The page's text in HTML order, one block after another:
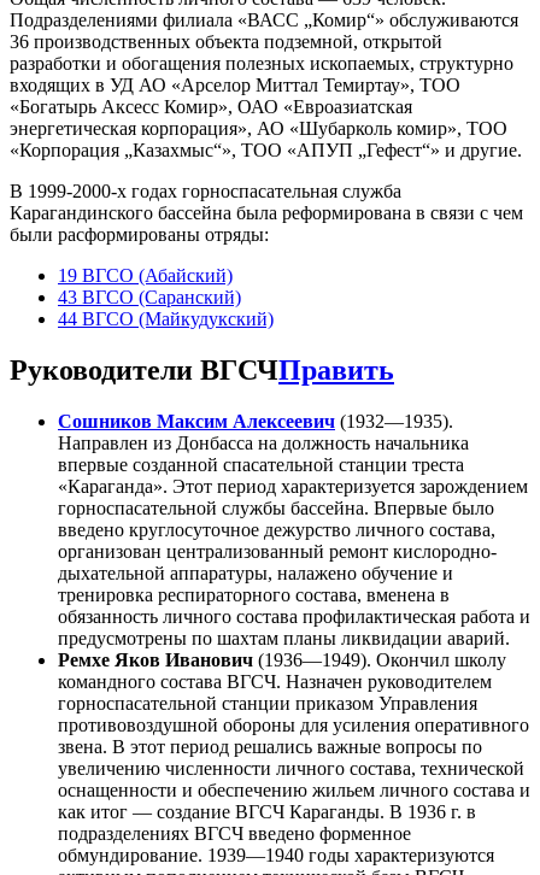
Подразделениями филиала «ВАСС „Комир“» обслуживаются
36 производственных объекта подземной, открытой
разработки и обогащения полезных ископаемых, структурно
входящих в УД АО «Арселор Миттал Темиртау», ТОО
«Богатырь Аксесс Комир», ОАО «Евроазиатская
энергетическая корпорация», АО «Шубарколь комир», ТОО
«Корпорация „Казахмыс“», ТОО «АПУП „Гефест“» и другие.
В 1999-2000-х годах горноспасательная служба
Карагандинского бассейна была реформирована в связи с чем
были расформированы отряды:
19 ВГСО (Абайский)
43 ВГСО (Саранский)
44 ВГСО (Майкудукский)
Руководители ВГСЧПравить
Сошников Максим Алексеевич (1932—1935).
Направлен из Донбасса на должность начальника
впервые созданной спасательной станции треста
«Караганда». Этот период характеризуется зарождением
горноспасательной службы бассейна. Впервые было
введено круглосуточное дежурство личного состава,
организован централизованный ремонт кислородно-
дыхательной аппаратуры, налажено обучение и
тренировка респираторного состава, вменена в
обязанность личного состава профилактическая работа и
предусмотрены по шахтам планы ликвидации аварий.
Ремхе Яков Иванович (1936—1949). Окончил школу
командного состава ВГСЧ. Назначен руководителем
горноспасательной станции приказом Управления
противовоздушной обороны для усиления оперативного
звена. В этот период решались важные вопросы по
увеличению численности личного состава, технической
оснащенности и обеспечению жильем личного состава и
как итог — создание ВГСЧ Караганды. В 1936 г. в
подразделениях ВГСЧ введено форменное
обмундирование. 1939—1940 годы характеризуются